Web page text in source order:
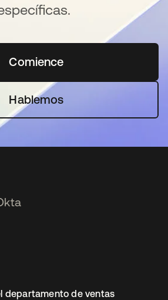
Comiencese abre en una pestaña
Hablemos
departamento de ventas